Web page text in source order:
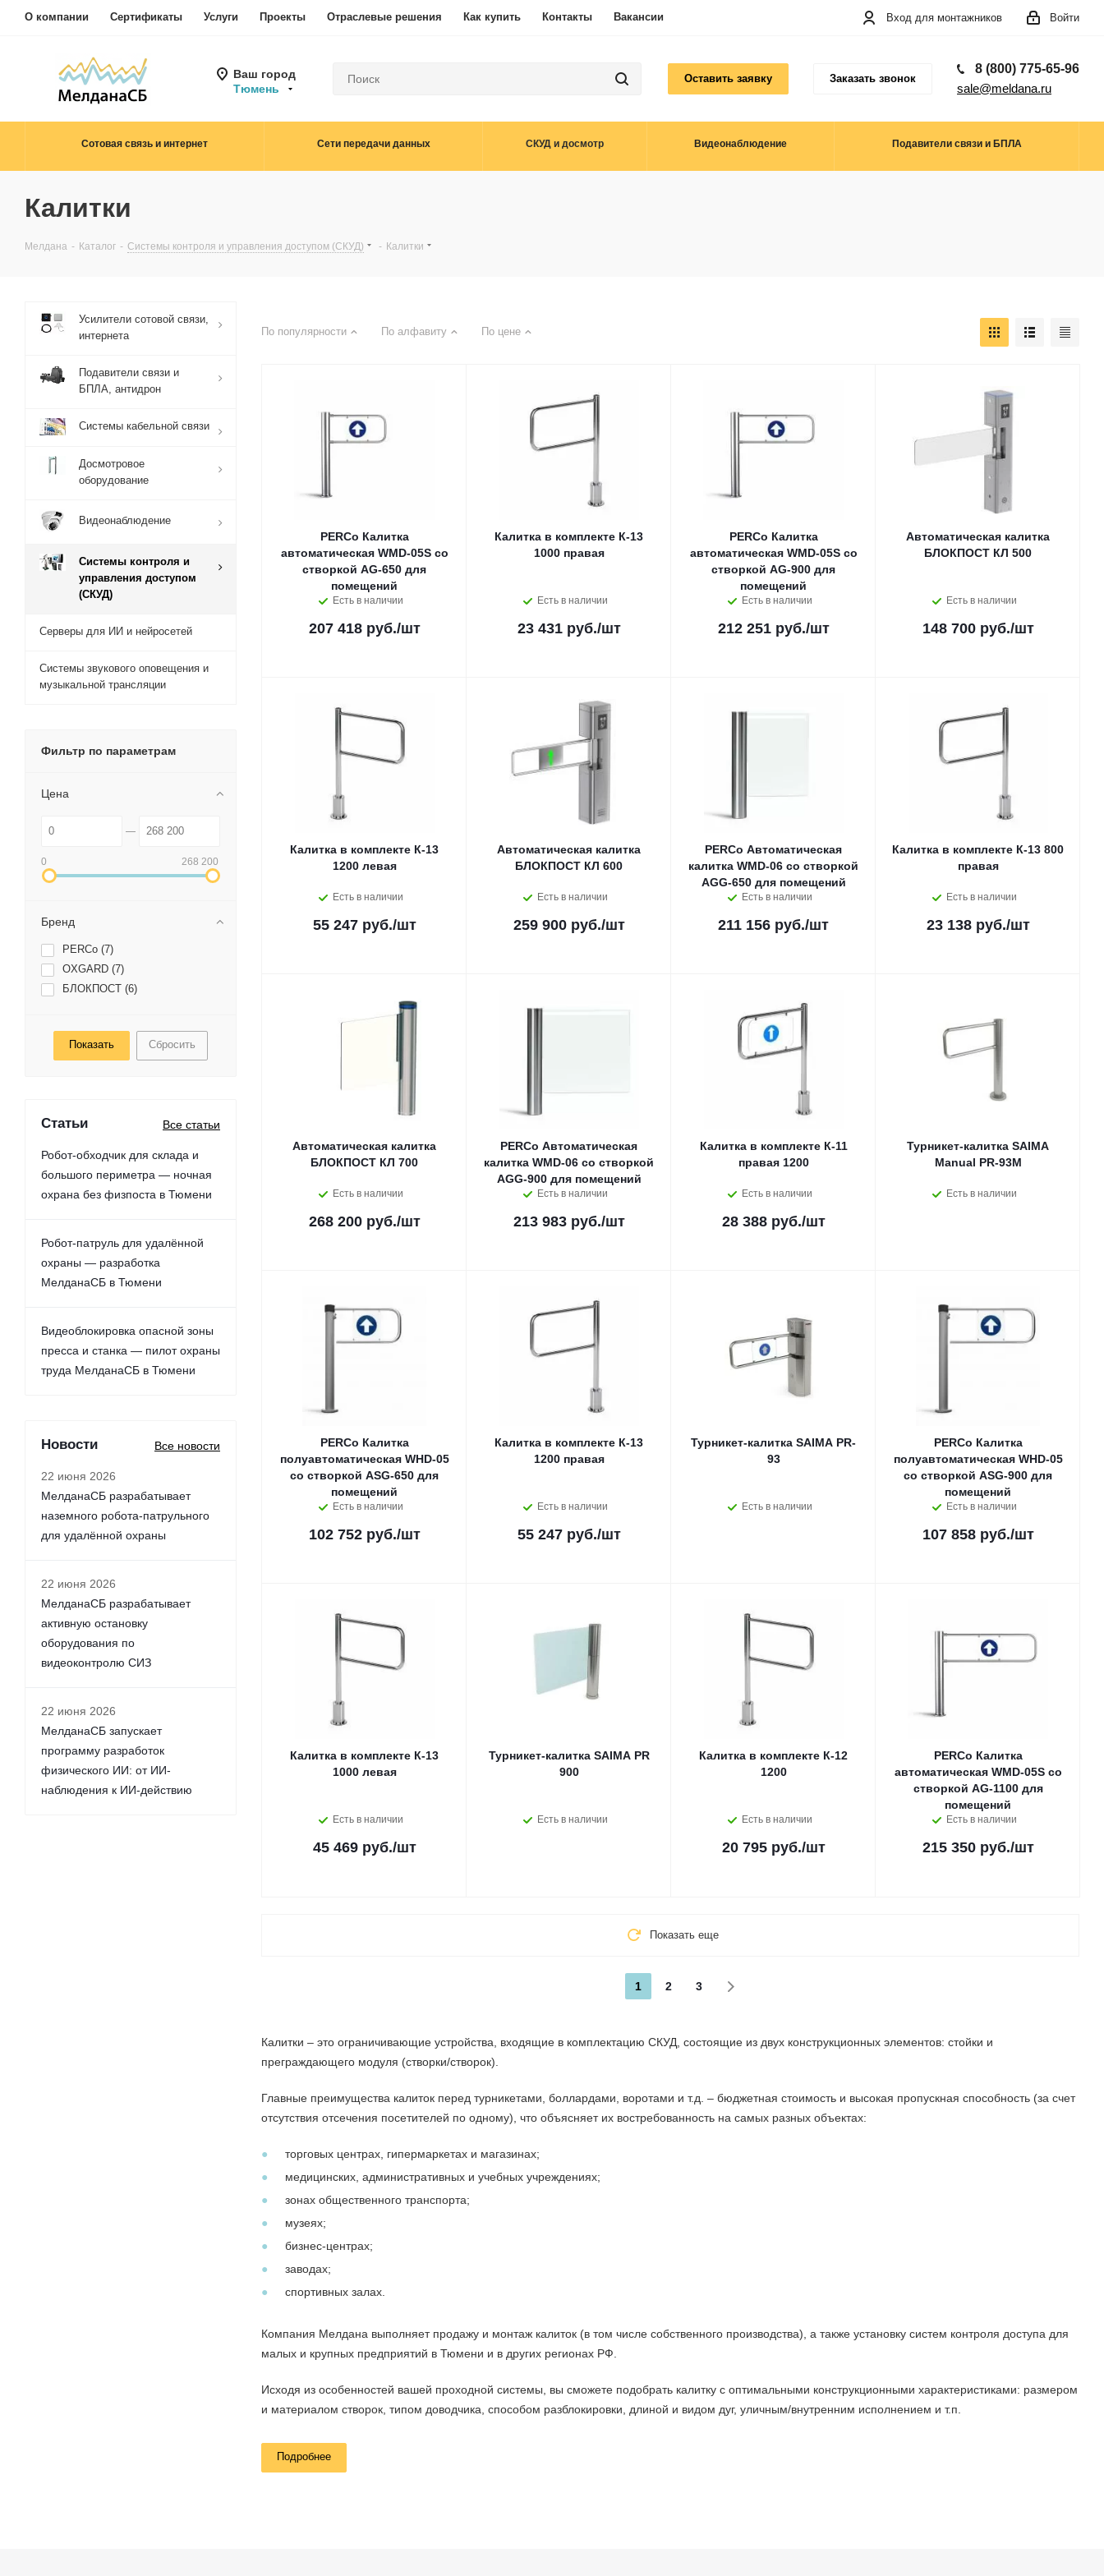
О компании Сертификаты Услуги Проекты Отраслевые решения Как купить Контакты Вакансии Войти
Вход для монтажников
Ваш город
Тюмень
Оставить заявку Заказать звонок
8 (800) 775-65-96
sale@meldana.ru
Сотовая связь и интернет Сети передачи данных СКУД и досмотр Видеонаблюдение Подавители связи и БПЛА
Калитки
Мелдана - Каталог - Системы контроля и управления доступом (СКУД) - Калитки
По популярности По алфавиту По цене
PERCo Калитка
автоматическая WMD-05S со
створкой AG-650 для
помещений
Есть в наличии
207 418 руб./шт
Калитка в комплекте К-13
1000 правая
Есть в наличии
23 431 руб./шт
PERCo Калитка
автоматическая WMD-05S со
створкой AG-900 для
помещений
Есть в наличии
212 251 руб./шт
Автоматическая калитка
БЛОКПОСТ КЛ 500
Есть в наличии
148 700 руб./шт
Калитка в комплекте К-13
1200 левая
Есть в наличии
55 247 руб./шт
Автоматическая калитка
БЛОКПОСТ КЛ 600
Есть в наличии
259 900 руб./шт
PERCo Автоматическая
калитка WMD-06 со створкой
AGG-650 для помещений
Есть в наличии
211 156 руб./шт
Калитка в комплекте К-13 800
правая
Есть в наличии
23 138 руб./шт
Автоматическая калитка
БЛОКПОСТ КЛ 700
Есть в наличии
268 200 руб./шт
PERCo Автоматическая
калитка WMD-06 со створкой
AGG-900 для помещений
Есть в наличии
213 983 руб./шт
Калитка в комплекте К-11
правая 1200
Есть в наличии
28 388 руб./шт
Турникет-калитка SAIMA
Manual PR-93M
Есть в наличии
PERCo Калитка
полуавтоматическая WHD-05
со створкой ASG-650 для
помещений
Есть в наличии
102 752 руб./шт
Калитка в комплекте К-13
1200 правая
Есть в наличии
55 247 руб./шт
Турникет-калитка SAIMA PR-
93
Есть в наличии
PERCo Калитка
полуавтоматическая WHD-05
со створкой ASG-900 для
помещений
Есть в наличии
107 858 руб./шт
Калитка в комплекте К-13
1000 левая
Есть в наличии
45 469 руб./шт
Турникет-калитка SAIMA PR
900
Есть в наличии
Калитка в комплекте К-12
1200
Есть в наличии
20 795 руб./шт
PERCo Калитка
автоматическая WMD-05S со
створкой AG-1100 для
помещений
Есть в наличии
215 350 руб./шт
Показать еще
1 2 3
Калитки – это ограничивающие устройства, входящие в комплектацию СКУД, состоящие из двух конструкционных элементов: стойки и
преграждающего модуля (створки/створок).
Главные преимущества калиток перед турникетами, боллардами, воротами и т.д. – бюджетная стоимость и высокая пропускная способность (за счет
отсутствия отсечения посетителей по одному), что объясняет их востребованность на самых разных объектах:
торговых центрах, гипермаркетах и магазинах;
медицинских, административных и учебных учреждениях;
зонах общественного транспорта;
музеях;
бизнес-центрах;
заводах;
спортивных залах.
Компания Мелдана выполняет продажу и монтаж калиток (в том числе собственного производства), а также установку систем контроля доступа для
малых и крупных предприятий в Тюмени и в других регионах РФ.
Исходя из особенностей вашей проходной системы, вы сможете подобрать калитку с оптимальными конструкционными характеристиками: размером
и материалом створок, типом доводчика, способом разблокировки, длиной и видом дуг, уличным/внутренним исполнением и т.п.
Товарная линейка калиток на сайте
Подробнее
Усилители сотовой связи,
интернета
Подавители связи и
БПЛА, антидрон
Системы кабельной связи
Досмотровое
оборудование
Видеонаблюдение
Системы контроля и
управления доступом
(СКУД)
Серверы для ИИ и нейросетей
Системы звукового оповещения и
музыкальной трансляции
Фильтр по параметрам
Цена
0 268 200
Бренд
PERCo (7)
OXGARD (7)
БЛОКПОСТ (6)
Сбросить
Статьи Все статьи
Робот-обходчик для склада и
большого периметра — ночная
охрана без физпоста в Тюмени
Робот-патруль для удалённой
охраны — разработка
МелданаСБ в Тюмени
Видеоблокировка опасной зоны
пресса и станка — пилот охраны
труда МелданаСБ в Тюмени
Новости Все новости
22 июня 2026
МелданаСБ разрабатывает
наземного робота-патрульного
для удалённой охраны
22 июня 2026
МелданаСБ разрабатывает
активную остановку
оборудования по
видеоконтролю СИЗ
22 июня 2026
МелданаСБ запускает
программу разработок
физического ИИ: от ИИ-
наблюдения к ИИ-действию